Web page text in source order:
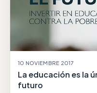
10 NOVIEMBRE 2017
La educación es la
futuro